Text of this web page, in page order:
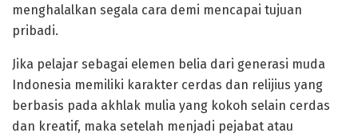
menghalalkan segala cara demi mencapai tujuan
pribadi.
Jika pelajar sebagai elemen belia dari generasi muda
Indonesia memiliki karakter cerdas dan relijius yang
berbasis pada akhlak mulia yang kokoh selain cerdas
dan kreatif, maka setelah menjadi pejabat atau